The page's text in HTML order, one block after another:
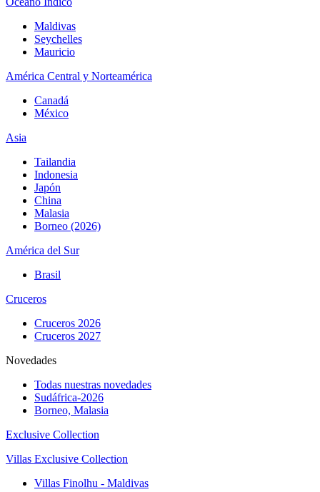
Maldivas
Seychelles
Mauricio
América Central y Norteamérica
Canadá
México
Asia
Tailandia
Indonesia
Japón
China
Malasia
Borneo (2026)
América del Sur
Brasil
Cruceros
Cruceros 2026
Cruceros 2027
Novedades
Todas nuestras novedades
Sudáfrica-2026
Borneo, Malasia
Exclusive Collection
Villas Exclusive Collection
Villas Finolhu - Maldivas